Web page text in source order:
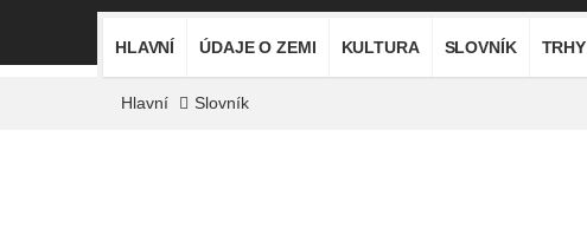
HLAVNÍ ÚDAJE O ZEMI KULTURA SLOVNÍK TRHY
Hlavní Slovník